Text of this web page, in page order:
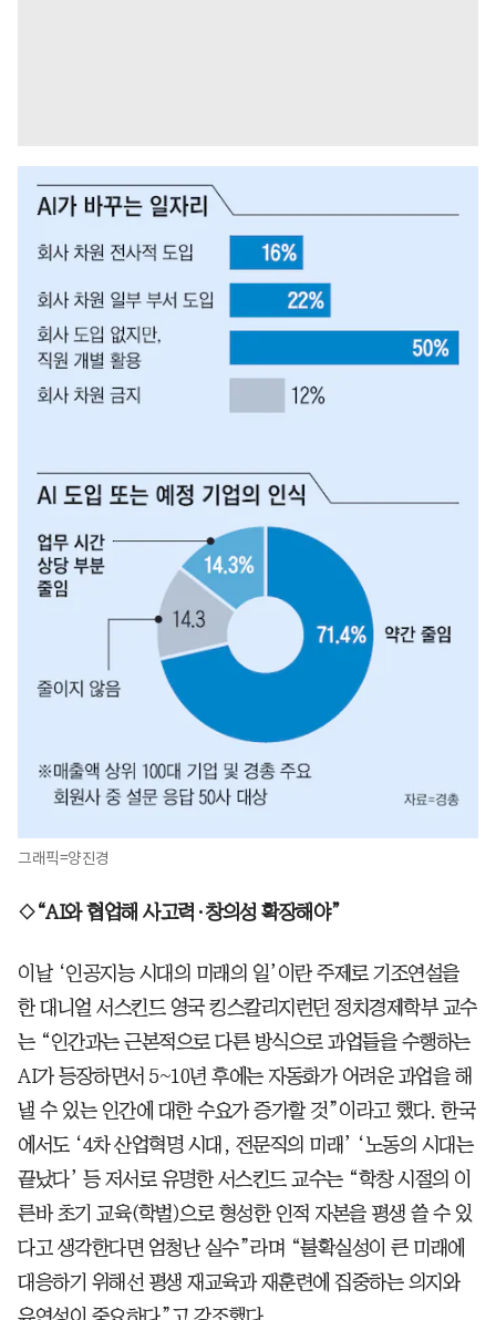
그래픽=양진경
◇“AI와 협업해 사고력·창의성 확장해야”
이날 ‘인공지능 시대의 미래의 일’이란 주제로 기조연설을
한 대니얼 서스킨드 영국 킹스칼리지런던 정치경제학부 교수
는 “인간과는 근본적으로 다른 방식으로 과업들을 수행하는
AI가 등장하면서 5~10년 후에는 자동화가 어려운 과업을 해
낼 수 있는 인간에 대한 수요가 증가할 것”이라고 했다. 한국
에서도 ‘4차 산업혁명 시대, 전문직의 미래’ ‘노동의 시대는
끝났다’ 등 저서로 유명한 서스킨드 교수는 “학창 시절의 이
른바 초기 교육(학벌)으로 형성한 인적 자본을 평생 쓸 수 있
다고 생각한다면 엄청난 실수”라며 “불확실성이 큰 미래에
대응하기 위해선 평생 재교육과 재훈련에 집중하는 의지와